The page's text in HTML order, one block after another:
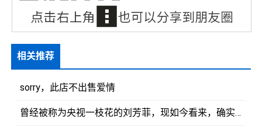
相关推荐
sorry，此店不出售爱情
曾经被称为央视一枝花的刘芳菲，现如今看来，确实走上了康庄大道